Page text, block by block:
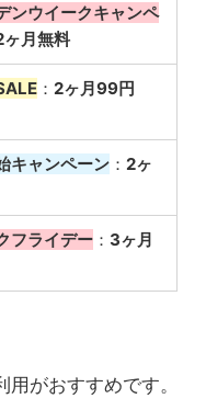
ンウイークキャンペ
ヶ月無料
： 2ヶ月99円
キャンペーン ： 2ヶ
フライデー ： 3ヶ月
がおすすめです。